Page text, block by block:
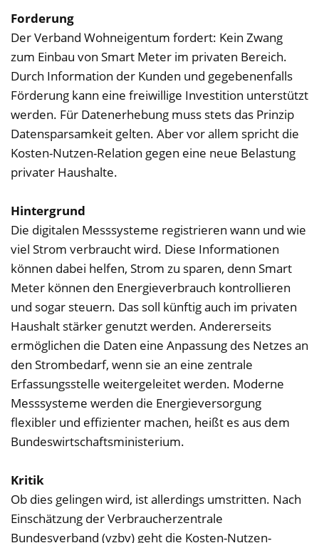
Forderung
Der Verband Wohneigentum fordert: Kein Zwang
zum Einbau von Smart Meter im privaten Bereich.
Durch Information der Kunden und gegebenenfalls
Förderung kann eine freiwillige Investition unterstützt
werden. Für Datenerhebung muss stets das Prinzip
Datensparsamkeit gelten. Aber vor allem spricht die
Kosten-Nutzen-Relation gegen eine neue Belastung
privater Haushalte.
Hintergrund
Die digitalen Messsysteme registrieren wann und wie
viel Strom verbraucht wird. Diese Informationen
können dabei helfen, Strom zu sparen, denn Smart
Meter können den Energieverbrauch kontrollieren
und sogar steuern. Das soll künftig auch im privaten
Haushalt stärker genutzt werden. Andererseits
ermöglichen die Daten eine Anpassung des Netzes an
den Strombedarf, wenn sie an eine zentrale
Erfassungsstelle weitergeleitet werden. Moderne
Messsysteme werden die Energieversorgung
flexibler und effizienter machen, heißt es aus dem
Bundeswirtschaftsministerium.
Kritik
Ob dies gelingen wird, ist allerdings umstritten. Nach
Einschätzung der Verbraucherzentrale
Bundesverband (vzbv) geht die Kosten-Nutzen-